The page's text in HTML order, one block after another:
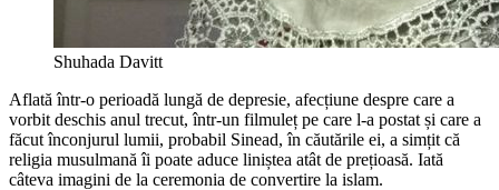
Shuhada Davitt
Aflată într-o perioadă lungă de depresie, afecțiune despre care a
vorbit deschis anul trecut, într-un filmuleț pe care l-a postat și care a
făcut înconjurul lumii, probabil Sinead, în căutările ei, a simțit că
religia musulmană îi poate aduce liniștea atât de prețioasă. Iată
câteva imagini de la ceremonia de convertire la islam.